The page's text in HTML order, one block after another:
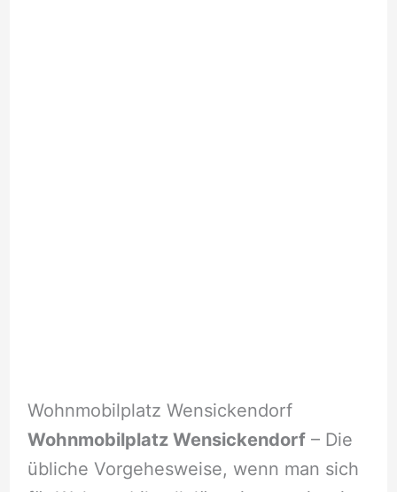
Wohnmobilplatz Wensickendorf
Wohnmobilplatz Wensickendorf– Die
übliche Vorgehesweise, wenn man sich